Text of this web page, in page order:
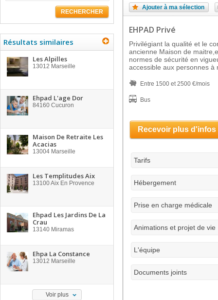
RECHERCHER
Résultats similaires
Les Alpilles
13012 Marseille
Ehpad L'age Dor
84160 Cucuron
Maison De Retraite Les
Acacias
13004 Marseille
Les Templitudes Aix
13100Aix En Provence
Ehpad Les Jardins De La
Crau
13140 Miramas
Ehpa La Constance
13012 Marseille
Voir plus
Ajouter à ma sélection
EHPAD Privé
Privilégiant la qualité et le
ancienne Maison de
normes de sécurité en
accessible aux personnes à
Entre 1500 et 2500 €/mois
Bus
Recevoir plus d'infos
Tarifs
Hébergement
Prise en charge médicale
Animations et projet de vie
L'équipe
Documents joints